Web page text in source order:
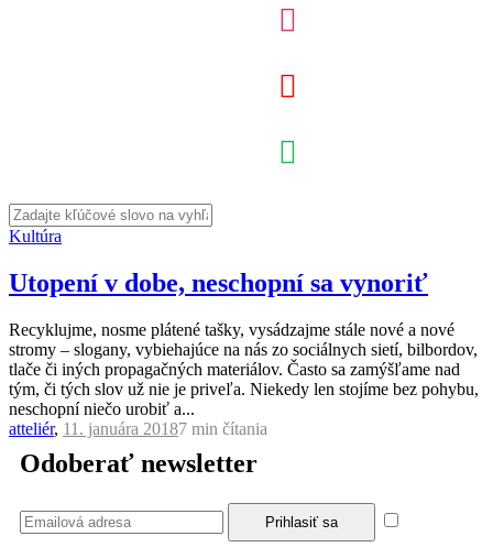
Kultúra
Utopení v dobe, neschopní sa vynoriť
Recyklujme, nosme plátené tašky, vysádzajme stále nové a nové
stromy – slogany, vybiehajúce na nás zo sociálnych sietí, bilbordov,
tlače či iných propagačných materiálov. Často sa zamýšľame nad
tým, či tých slov už nie je priveľa. Niekedy len stojíme bez pohybu,
neschopní niečo urobiť a...
atteliér, 11. januára 20187 min čítania
Odoberať newsletter